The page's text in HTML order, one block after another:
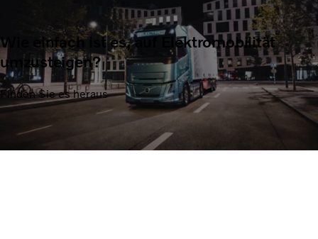
Wie einfach ist es, auf Elektromobilität
umzusteigen?
Finden Sie es heraus